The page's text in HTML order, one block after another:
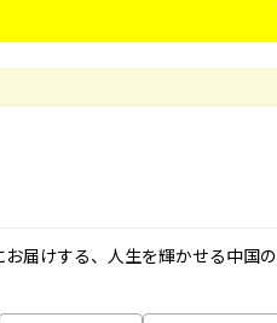
届けする、人生を輝かせる中国の